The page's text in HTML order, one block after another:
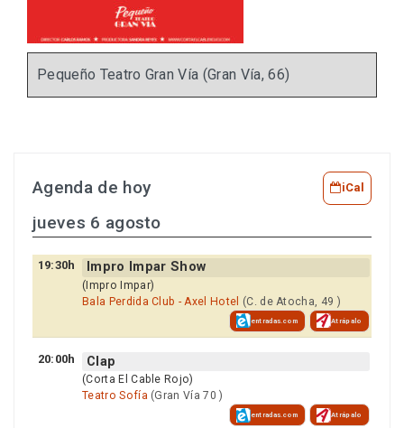
Pequeño Teatro Gran Vía (Gran Vía, 66)
Agenda de hoy iCal
jueves 6 agosto
19:30h Impro Impar Show
(Impro Impar)
Bala Perdida Club - Axel Hotel (C. de Atocha, 49 )
entradas.com Atrápalo
20:00h Clap
(Corta El Cable Rojo)
Teatro Sofía (Gran Vía 70 )
entradas.com Atrápalo